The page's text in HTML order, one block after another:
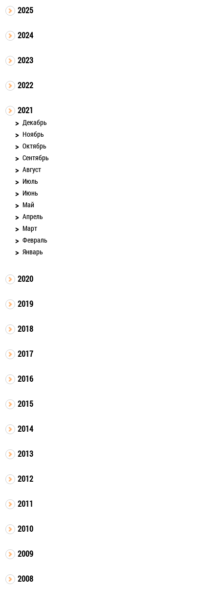
2025
2024
2023
2022
2021
Декабрь
Ноябрь
Октябрь
Сентябрь
Август
Июль
Июнь
Май
Апрель
Март
Февраль
Январь
2020
2019
2018
2017
2016
2015
2014
2013
2012
2011
2010
2009
2008